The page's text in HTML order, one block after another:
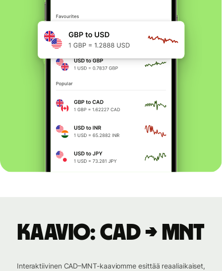
Kaavio: CAD → MNT
Interaktiivinen CAD–MNT-kaaviomme esittää reaaliaikaiset,